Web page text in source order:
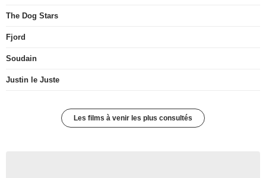
The Dog Stars
Fjord
Soudain
Justin le Juste
Les films à venir les plus consultés